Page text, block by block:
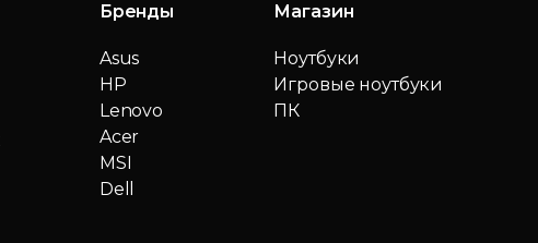
Бренды
Asus
HP
Lenovo
Acer
MSI
Dell
Магазин
Ноутбуки
Игровые ноутбуки
ПК